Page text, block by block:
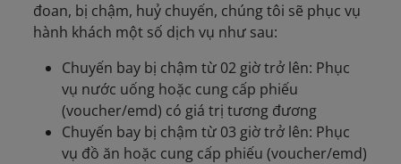
đoan, bị chậm, huỷ chuyến, chúng tôi sẽ phục vụ
hành khách một số dịch vụ như sau:
Chuyến bay bị chậm từ 02 giờ trở lên: Phục
vụ nước uống hoặc cung cấp phiếu
(voucher/emd) có giá trị tương đương
Chuyến bay bị chậm từ 03 giờ trở lên: Phục
vụ đồ ăn hoặc cung cấp phiếu (voucher/emd)